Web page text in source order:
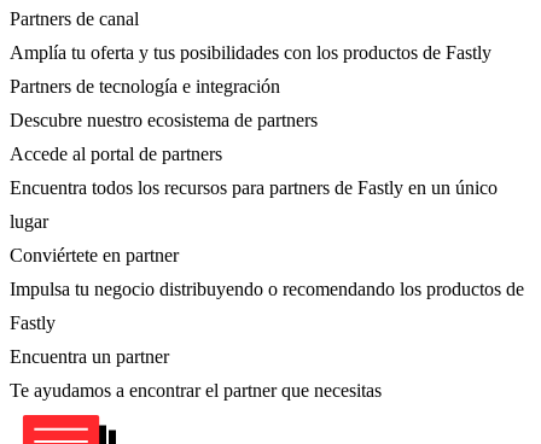
Partners de canal
Amplía tu oferta y tus posibilidades con los productos de Fastly
Partners de tecnología e integración
Descubre nuestro ecosistema de partners
Accede al portal de partners
Encuentra todos los recursos para partners de Fastly en un único
lugar
Conviértete en partner
Impulsa tu negocio distribuyendo o recomendando los productos de
Fastly
Encuentra un partner
Te ayudamos a encontrar el partner que necesitas